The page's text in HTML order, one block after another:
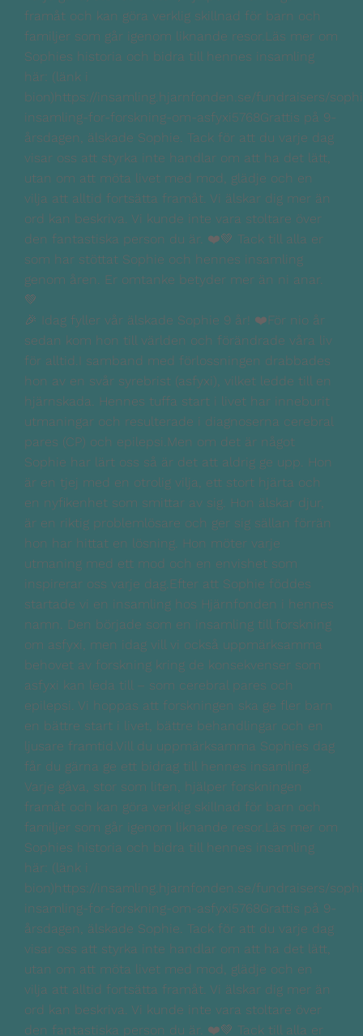
🎉 Idag fyller vår älskade Sophie 9 år! ❤️För nio år
sedan kom hon till världen och förändrade våra liv
för alltid.I samband med förlossningen drabbades
hon av en svår syrebrist (asfyxi), vilket ledde till en
hjärnskada. Hennes tuffa start i livet har inneburit
utmaningar och resulterade i diagnoserna cerebral
pares (CP) och epilepsi.Men om det är något
Sophie har lärt oss så är det att aldrig ge upp. Hon
är en tjej med en otrolig vilja, ett stort hjärta och
en nyfikenhet som smittar av sig. Hon älskar djur,
är en riktig problemlösare och ger sig sällan förrän
hon har hittat en lösning. Hon möter varje
utmaning med ett mod och en envishet som
inspirerar oss varje dag.Efter att Sophie föddes
startade vi en insamling hos Hjärnfonden i hennes
namn. Den började som en insamling till forskning
om asfyxi, men idag vill vi också uppmärksamma
behovet av forskning kring de konsekvenser som
asfyxi kan leda till – som cerebral pares och
epilepsi. Vi hoppas att forskningen ska ge fler barn
en bättre start i livet, bättre behandlingar och en
ljusare framtid.Vill du uppmärksamma Sophies dag
får du gärna ge ett bidrag till hennes insamling.
Varje gåva, stor som liten, hjälper forskningen
framåt och kan göra verklig skillnad för barn och
familjer som går igenom liknande resor.Läs mer om
Sophies historia och bidra till hennes insamling
här: (länk i
bion)https://insamling.hjarnfonden.se/fundraisers/
insamling-for-forskning-om-asfyxi5768Grattis på 9-
årsdagen, älskade Sophie. Tack för att du varje dag
visar oss att styrka inte handlar om att ha det lätt,
utan om att möta livet med mod, glädje och en
vilja att alltid fortsätta framåt. Vi älskar dig mer än
ord kan beskriva. Vi kunde inte vara stoltare över
den fantastiska person du är. ❤️💚 Tack till alla er